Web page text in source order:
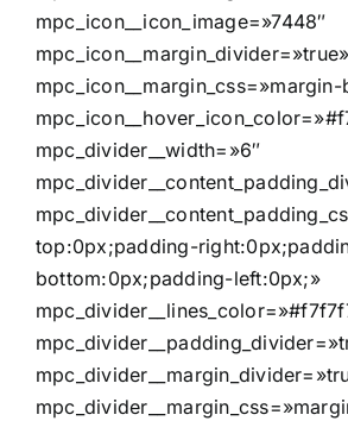
mpc_icon__icon_image=»7448″
mpc_icon__margin_divider=»true»
mpc_divider__width=»6″
top:0px;padding-
bottom:0px;padding-left:0px;»